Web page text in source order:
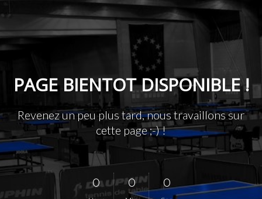
PAGE BIENTOT DISPONIBLE !
Revenez un peu plus tard, nous travaillons sur
cette page ;-) !
0 0 0